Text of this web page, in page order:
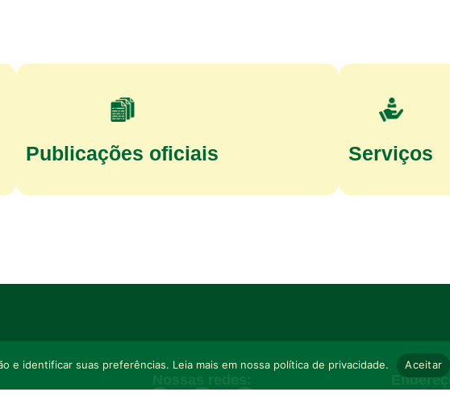
Publicações oficiais Serviços
Endereço
e identificar suas preferências. Leia mais em nossa política de privacidade. Aceitar